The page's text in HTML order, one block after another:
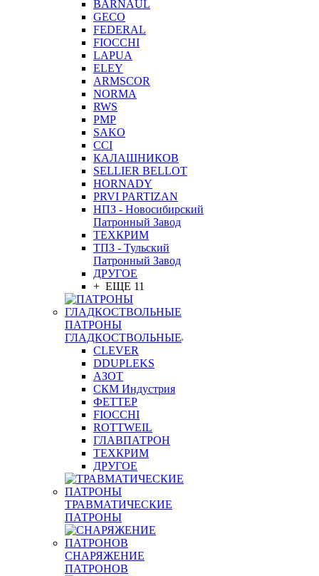
BARNAUL
GEСO
FEDERAL
FIOCCHI
LAPUA
ELEY
ARMSCOR
NORMA
RWS
PMP
SAKO
CCI
КАЛАШНИКОВ
SELLIER BELLOT
HORNADY
PRVI PARTIZAN
НПЗ - Новосибирский
Патронный Завод
ТЕХКРИМ
ТПЗ - Тульский
Патронный Завод
ДРУГОЕ
+ ЕЩЕ 11
ПАТРОНЫ
ГЛАДКОСТВОЛЬНЫЕ
CLEVER
DDUPLEKS
АЗОТ
СКМ Индустрия
ФЕТТЕР
FIOCCHI
ROTTWEIL
ГЛАВПАТРОН
ТЕХКРИМ
ДРУГОЕ
ТРАВМАТИЧЕСКИЕ
ПАТРОНЫ
СНАРЯЖЕНИЕ
ПАТРОНОВ